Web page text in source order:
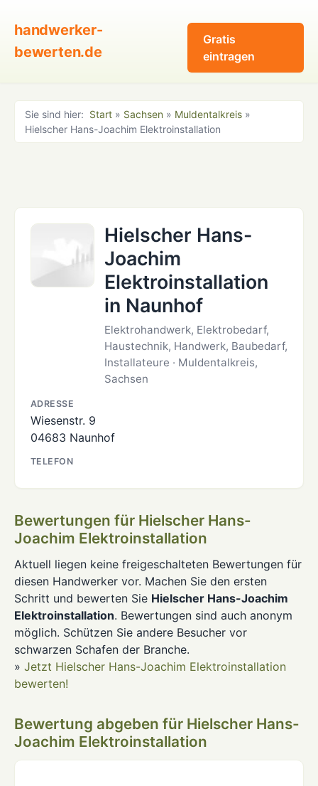
handwerker-
bewerten.de
Gratis
eintragen
Sie sind hier: Start » Sachsen » Muldentalkreis »
Hielscher Hans-Joachim Elektroinstallation
Hielscher Hans-
Joachim
Elektroinstallation
in Naunhof
Elektrohandwerk, Elektrobedarf,
Haustechnik, Handwerk, Baubedarf,
Installateure · Muldentalkreis,
Sachsen
ADRESSE
Wiesenstr. 9
04683 Naunhof
TELEFON
Bewertungen für Hielscher Hans-
Joachim Elektroinstallation
Aktuell liegen keine freigeschalteten Bewertungen für
diesen Handwerker vor. Machen Sie den ersten
Schritt und bewerten Sie Hielscher Hans-Joachim
Elektroinstallation. Bewertungen sind auch anonym
möglich. Schützen Sie andere Besucher vor
schwarzen Schafen der Branche.
» Jetzt Hielscher Hans-Joachim Elektroinstallation
bewerten!
Bewertung abgeben für Hielscher Hans-
Joachim Elektroinstallation